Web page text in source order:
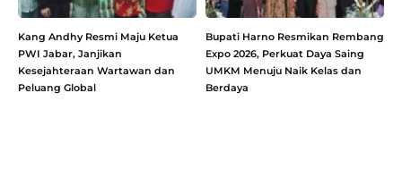
Kang Andhy Resmi Maju Ketua
PWI Jabar, Janjikan
Kesejahteraan Wartawan dan
Peluang Global
Bupati Harno Resmikan Rembang
Expo 2026, Perkuat Daya Saing
UMKM Menuju Naik Kelas dan
Berdaya